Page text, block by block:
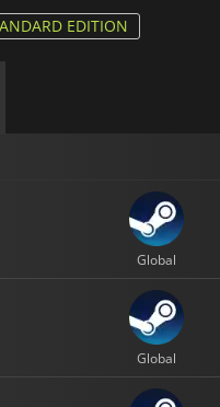
EDITION
Global
Global